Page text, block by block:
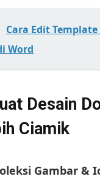
Cara Edit
Word
Desain
Ciamik
Gambar &